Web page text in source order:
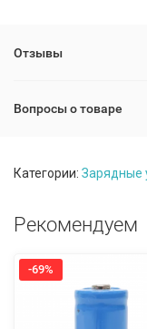
Отзывы
Вопросы о товаре
Категории: Зарядные
Рекомендуем
-69%